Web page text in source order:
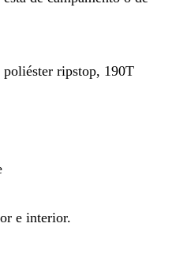
ripstop, 190T
e interior.